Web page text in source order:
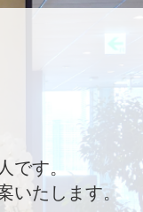
です。
いたします。